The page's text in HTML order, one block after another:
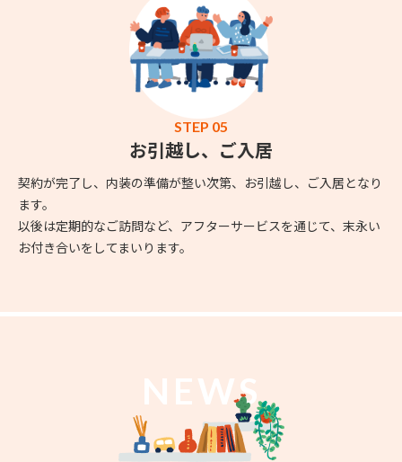
STEP 05
お引越し、ご入居
契約が完了し、内装の準備が整い次第、お引越し、ご入居となり
ます。
以後は定期的なご訪問など、アフターサービスを通じて、末永い
お付き合いをしてまいります。
NEWS